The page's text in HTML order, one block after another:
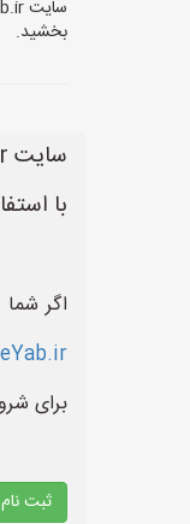
بخشید.
سایت MadarbasteYab.ir بستری مناسب برای تبلیغات هدفمند در زمینه دوربین‌های مداربسته است.
با
اگر
برای
ثبت